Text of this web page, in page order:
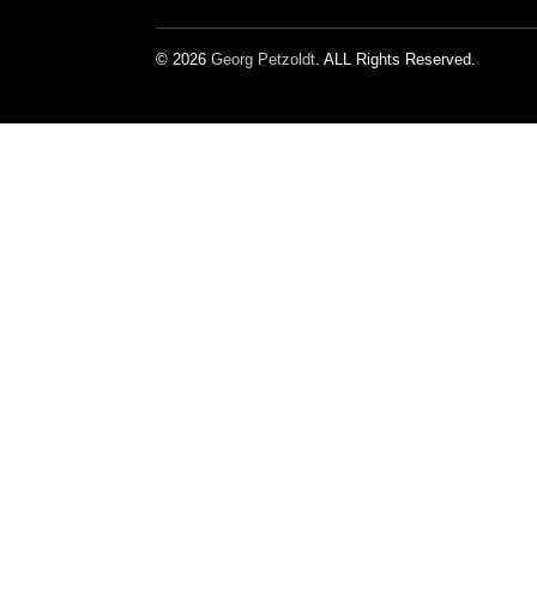
© 2026 Georg Petzoldt . ALL Rights Reserved.